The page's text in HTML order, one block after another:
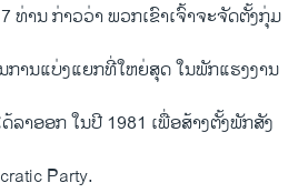
ທ່ານ ​ກ່າວ​ວ່າ ພວກ​ເຂົາ​ເຈົ້າຈະ​ຈັດ​ຕັ້ງກຸ່ມ
ານ​ແບ່ງ​ແຍກ​ທີ່​ໃຫຍ່​ສຸດ ໃນ​ພັກ​ແຮງ​ງານ
ລາ​ອອກ ໃນ​ປີ 1981 ເພື່ອ​ສ້າງ​ຕັ້ງ​ພັກ​ສັງ​
Party.